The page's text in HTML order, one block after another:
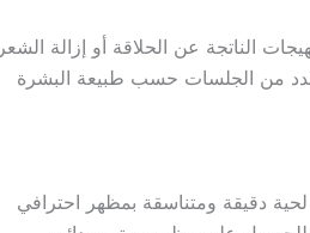
الناتجة عن الحلاقة أو إزالة الشعر
عدد من الجلسات حسب طبيعة البشرة
دقيقة ومتناسقة بمظهر احترافي